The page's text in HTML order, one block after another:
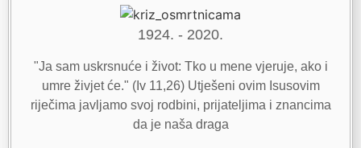
1924. - 2020.
"Ja sam uskrsnuće i život: Tko u mene vjeruje, ako i
umre živjet će." (Iv 11,26) Utješeni ovim Isusovim
riječima javljamo svoj rodbini, prijateljima i znancima
da je naša draga